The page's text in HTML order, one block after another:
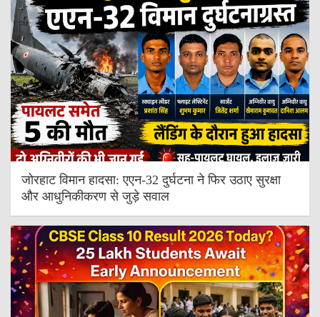
जोरहाट विमान हादसा: एएन-32 दुर्घटना ने फिर उठाए सुरक्षा
और आधुनिकीकरण से जुड़े सवाल